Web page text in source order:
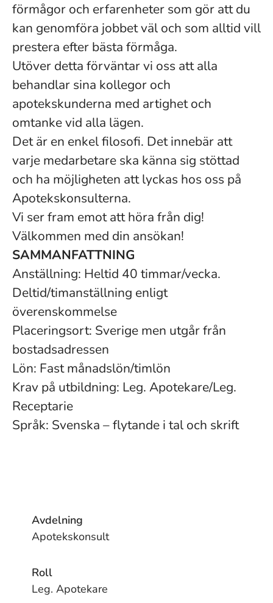
förmågor och erfarenheter som gör att du
kan genomföra jobbet väl och som alltid vill
prestera efter bästa förmåga.
Utöver detta förväntar vi oss att alla
behandlar sina kollegor och
apotekskunderna med artighet och
omtanke vid alla lägen.
Det är en enkel filosofi. Det innebär att
varje medarbetare ska känna sig stöttad
och ha möjligheten att lyckas hos oss på
Apotekskonsulterna.
Vi ser fram emot att höra från dig!
Välkommen med din ansökan!
SAMMANFATTNING
Anställning: Heltid 40 timmar/vecka.
Deltid/timanställning enligt
överenskommelse
Placeringsort: Sverige men utgår från
bostadsadressen
Lön: Fast månadslön/timlön
Krav på utbildning: Leg. Apotekare/Leg.
Receptarie
Språk: Svenska – flytande i tal och skrift
Avdelning
Apotekskonsult
Roll
Leg. Apotekare